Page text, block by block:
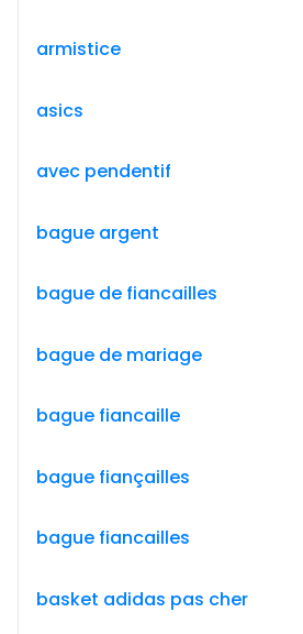
armistice
asics
avec pendentif
bague argent
bague de fiancailles
bague de mariage
bague fiancaille
bague fiançailles
bague fiancailles
basket adidas pas cher